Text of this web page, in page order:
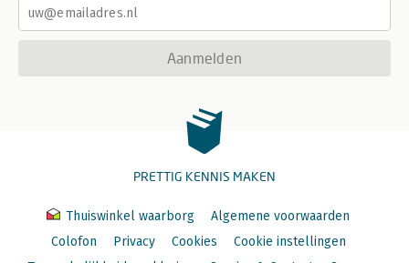
Aanmelden
PRETTIG KENNIS MAKEN
Thuiswinkel waarborg
Algemene voorwaarden
Colofon
Privacy Cookies
Cookie instellingen